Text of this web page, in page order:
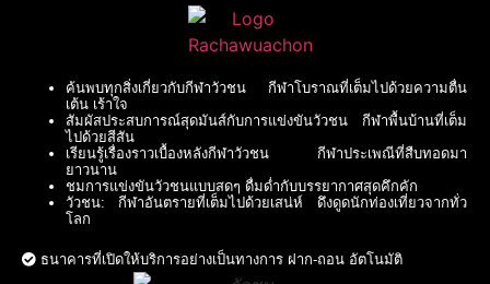
ค้นพบทุกสิ่งเกี่ยวกับกีฬาวัวชน กีฬาโบราณที่เต็มไปด้วยความตื่น
เต้น เร้าใจ
สัมผัสประสบการณ์สุดมันส์กับการแข่งขันวัวชน กีฬาพื้นบ้านที่เต็ม
ไปด้วยสีสัน
เรียนรู้เรื่องราวเบื้องหลังกีฬาวัวชน กีฬาประเพณีที่สืบทอดมา
ยาวนาน
ชมการแข่งขันวัวชนแบบสดๆ ดื่มด่ำกับบรรยากาศสุดคึกคัก
วัวชน: กีฬาอันตรายที่เต็มไปด้วยเสน่ห์ ดึงดูดนักท่องเที่ยวจากทั่ว
โลก
ธนาคารที่เปิดให้บริการอย่างเป็นทางการ ฝาก-ถอน อัตโนมัติ